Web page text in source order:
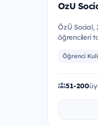
OzU
ÖzÜ Social,
öğrencileri
Öğrenci
51-200